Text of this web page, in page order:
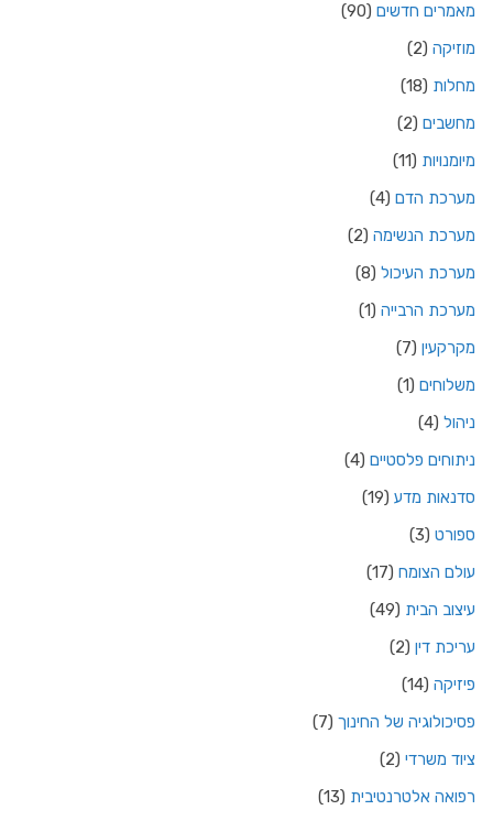
מאמרים חדשים (90)
מוזיקה (2)
מחלות (18)
מחשבים (2)
מיומנויות (11)
מערכת הדם (4)
מערכת הנשימה (2)
מערכת העיכול (8)
מערכת הרבייה (1)
מקרקעין (7)
משלוחים (1)
ניהול (4)
ניתוחים פלסטיים (4)
סדנאות מדע (19)
ספורט (3)
עולם הצומח (17)
עיצוב הבית (49)
עריכת דין (2)
פיזיקה (14)
פסיכולוגיה של החינוך (7)
ציוד משרדי (2)
רפואה אלטרנטיבית (13)